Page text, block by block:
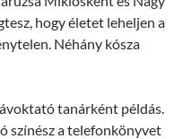
hogy életet leheljen a
Néhány kósza
tanárként példás.
színész a telefonkönyvet